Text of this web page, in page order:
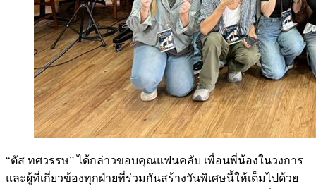
“ตัส ทศวรรษ” ได้กล่าวขอบคุณแฟนคลับ เพื่อนพี่น้องในวงการ
และผู้ที่เกี่ยวข้องทุกฝ่ายที่ร่วมกันสร้างวันพิเศษนี้ให้เต็มไปด้วย